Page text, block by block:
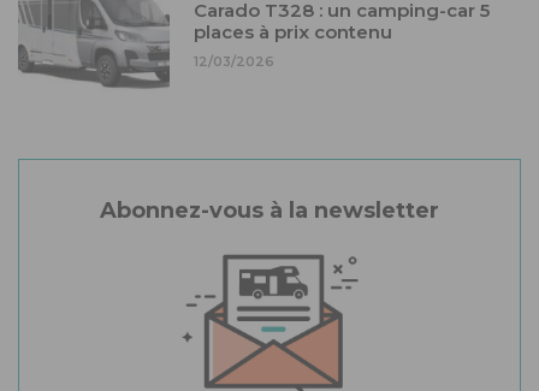
Carado T328 : un camping-car 5
places à prix contenu
12/03/2026
Abonnez-vous à la newsletter